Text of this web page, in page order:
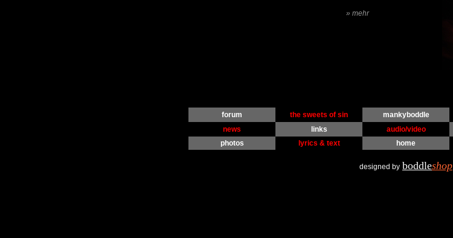
» mehr
forum the sweets of sin mankyboddle
news
links audio/video
photos
lyrics & text home
designed by boddleshop